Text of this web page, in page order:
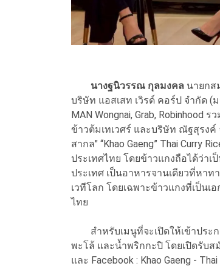
นางฐนิวรรณ กุลมงคล นายกส
บริษัท แอสเสท เวิรด์ คอร์ป จำกัด (
MAN Wongnai, Grab,
ข้าวต้มเทเวศร์ และบริษัท ณัฐสุรง
สากล" “Khao Gaeng” Thai Curry
ประเทศไทย โดยข้าวแกงถือได้ว่า
ประเทศ เป็นอาหารจานเดียวที่หา
เวทีโลก โดยเฉพาะข้าวแกงที่เป็น
ไทย
สำหรับเมนูที่จะเปิดให้เข้าประก
พะโล้ และน้ำพริกกะปิ โดยเปิดรับ
และ Facebook : Khao Gaeng -